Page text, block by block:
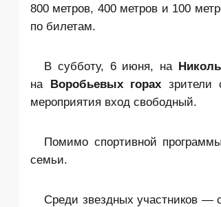
800 метров, 400 метров и 100
по билетам.
В субботу, 6 июня, на
на Воробьевых горах
мероприятия вход свободный.
Помимо спортивной
семьи.
Среди звездных участников —